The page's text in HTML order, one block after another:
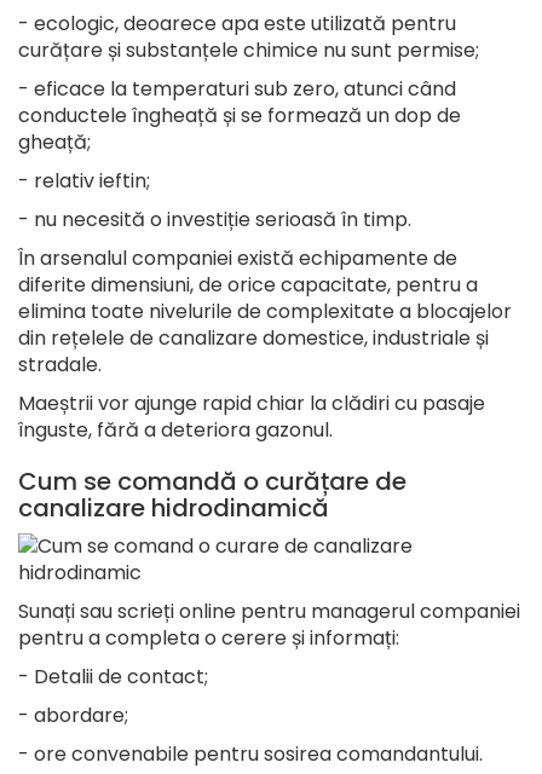
- ecologic, deoarece apa este utilizată pentru
curățare și substanțele chimice nu sunt permise;
- eficace la temperaturi sub zero, atunci când
conductele îngheață și se formează un dop de
gheață;
- relativ ieftin;
- nu necesită o investiție serioasă în timp.
În arsenalul companiei există echipamente de
diferite dimensiuni, de orice capacitate, pentru a
elimina toate nivelurile de complexitate a blocajelor
din rețelele de canalizare domestice, industriale și
stradale.
Maeștrii vor ajunge rapid chiar la clădiri cu pasaje
înguste, fără a deteriora gazonul.
Cum se comandă o curățare de
canalizare hidrodinamică
Sunați sau scrieți online pentru managerul companiei
pentru a completa o cerere și informați:
- Detalii de contact;
- abordare;
- ore convenabile pentru sosirea comandantului.